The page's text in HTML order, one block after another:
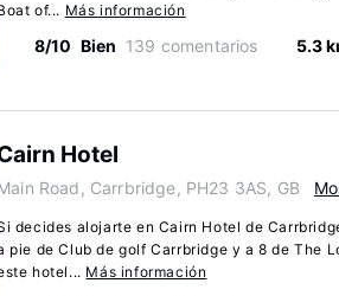
of... Más información
8/10 Bien 139 comentarios 5.3
Hotel
Road, Carrbridge, PH23 3AS, GB
decides alojarte en Cairn Hotel de
pie de Club de golf Carrbridge y a 8 de The
hotel... Más información